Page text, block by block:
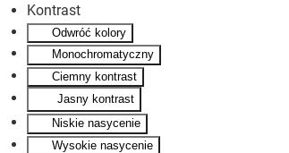
Kontrast
Odwróć kolory
Monochromatyczny
Ciemny kontrast
Jasny kontrast
Niskie nasycenie
Wysokie nasycenie
Skip to main content